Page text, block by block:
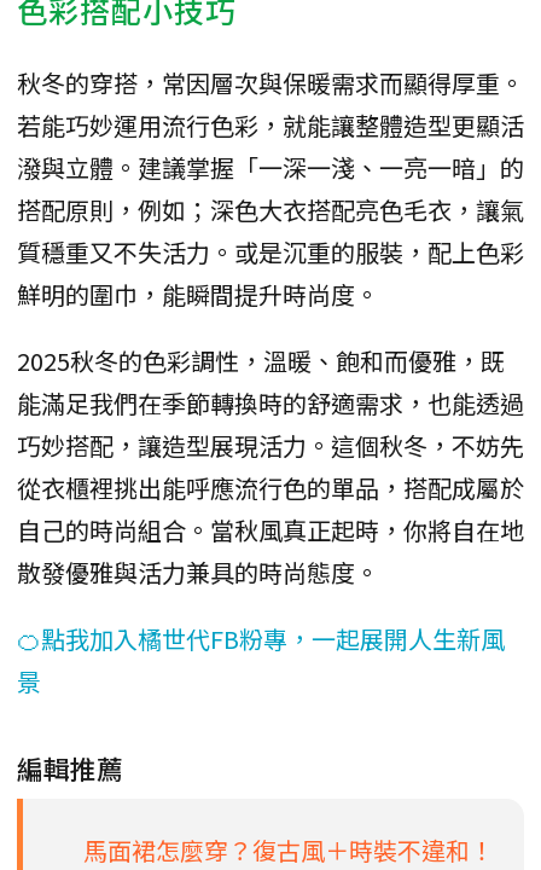
色彩搭配小技巧
秋冬的穿搭，常因層次與保暖需求而顯得厚重。
若能巧妙運用流行色彩，就能讓整體造型更顯活
潑與立體。建議掌握「一深一淺、一亮一暗」的
搭配原則，例如；深色大衣搭配亮色毛衣，讓氣
質穩重又不失活力。或是沉重的服裝，配上色彩
鮮明的圍巾，能瞬間提升時尚度。
2025秋冬的色彩調性，溫暖、飽和而優雅，既
能滿足我們在季節轉換時的舒適需求，也能透過
巧妙搭配，讓造型展現活力。這個秋冬，不妨先
從衣櫃裡挑出能呼應流行色的單品，搭配成屬於
自己的時尚組合。當秋風真正起時，你將自在地
散發優雅與活力兼具的時尚態度。
🍊點我加入橘世代FB粉專，一起展開人生新風
景
編輯推薦
馬面裙怎麼穿？復古風＋時裝不違和！